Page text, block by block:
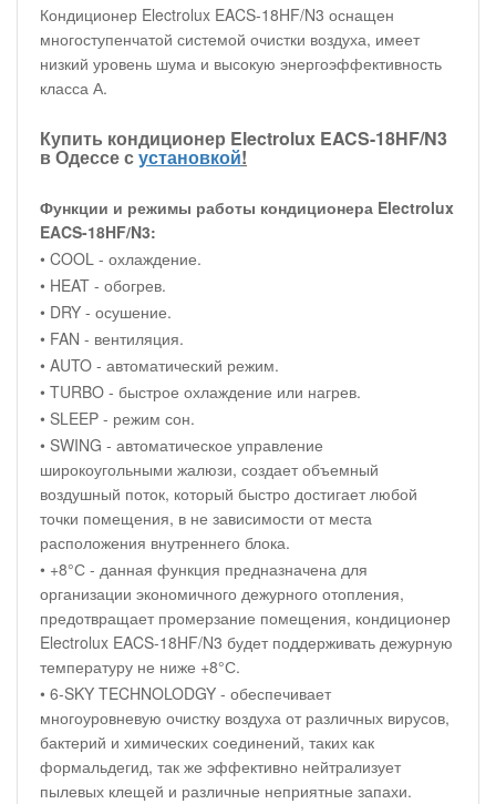
Кондиционер Electrolux EACS-18HF/N3 оснащен
многоступенчатой системой очистки воздуха, имеет
низкий уровень шума и высокую энергоэффективность
класса А.
Купить кондиционер Electrolux EACS-18HF/N3
в Одессе сустановкой!
Функции и режимы работы кондиционера Electrolux
EACS-18HF/N3:
• COOL - охлаждение.
• HEAT - обогрев.
• DRY - осушение.
• FAN - вентиляция.
• AUTO - автоматический режим.
• TURBO - быстрое охлаждение или нагрев.
• SLEEP - режим сон.
• SWING - автоматическое управление
широкоугольными жалюзи, создает объемный
воздушный поток, который быстро достигает любой
точки помещения, в не зависимости от места
расположения внутреннего блока.
• +8°С - данная функция предназначена для
организации экономичного дежурного отопления,
предотвращает промерзание помещения, кондиционер
Electrolux EACS-18HF/N3 будет поддерживать дежурную
температуру не ниже +8°С.
• 6-SKY TECHNOLODGY - обеспечивает
многоуровневую очистку воздуха от различных вирусов,
бактерий и химических соединений, таких как
формальдегид, так же эффективно нейтрализует
пылевых клещей и различные неприятные запахи.